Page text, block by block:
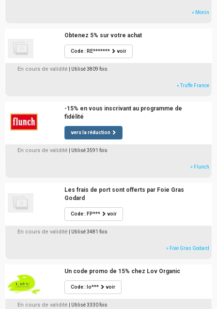
» Monin
Obtenez 5% sur votre achat
Code : RE******* voir
En cours de validité | Utilisé 3809 fois
» Truffe France
-15% en vous inscrivant au programme de
fidélité
vers la réduction
En cours de validité | Utilisé 3591 fois
» Flunch
Les frais de port sont offerts par Foie Gras
Godard
Code : FP*** voir
En cours de validité | Utilisé 3481 fois
» Foie Gras Godard
Un code promo de 15% chez Lov Organic
Code : lo*** voir
En cours de validité | Utilisé 3330 fois